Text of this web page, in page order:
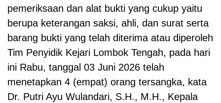
pemeriksaan dan alat bukti yang cukup yaitu
berupa keterangan saksi, ahli, dan surat serta
barang bukti yang telah diterima atau diperoleh
Tim Penyidik Kejari Lombok Tengah, pada hari
ini Rabu, tanggal 03 Juni 2026 telah
menetapkan 4 (empat) orang tersangka, kata
Dr. Putri Ayu Wulandari, S.H., M.H., Kepala